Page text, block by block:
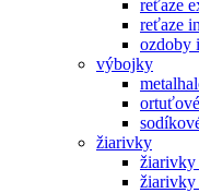
reťaze
reťaze
ozdoby
výbojky
ortuťové
žiarivky
žiarivky